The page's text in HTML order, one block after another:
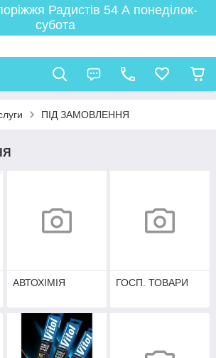
Радистів 54 А понеділок-
субота
ПІД ЗАМОВЛЕННЯ
АВТОХІМІЯ ГОСП. ТОВАРИ